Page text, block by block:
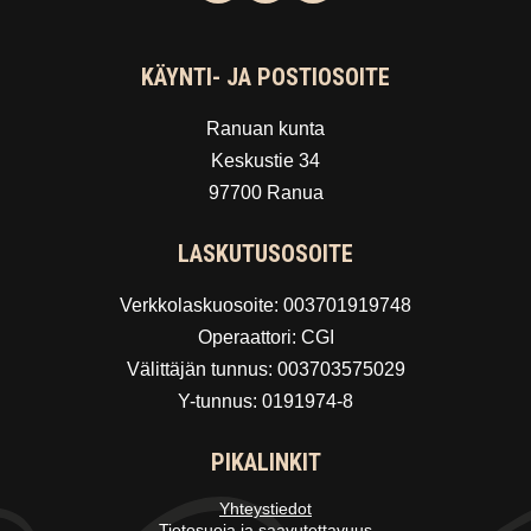
KÄYNTI- JA POSTIOSOITE
Ranuan kunta
Keskustie 34
97700 Ranua
LASKUTUSOSOITE
Verkkolaskuosoite: 003701919748
Operaattori: CGI
Välittäjän tunnus: 003703575029
Y-tunnus: 0191974-8
PIKALINKIT
Yhteystiedot